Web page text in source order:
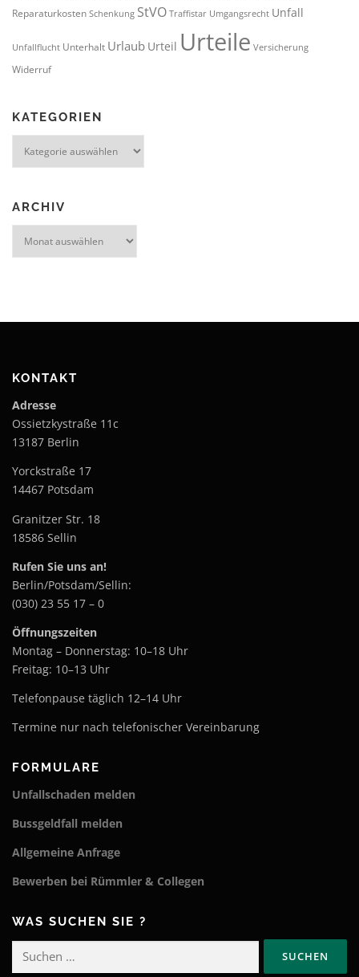
Reparaturkosten Schenkung StVO Traffistar Umgangsrecht Unfall
Unfallflucht Unterhalt Urlaub Urteil Urteile Versicherung
Widerruf
KATEGORIEN
ARCHIV
KONTAKT
Adresse
Ossietzkystraße 11c
13187 Berlin
Yorckstraße 17
14467 Potsdam
Granitzer Str. 18
18586 Sellin
Rufen Sie uns an!
Berlin/Potsdam/Sellin:
(030) 23 55 17 – 0
Öffnungszeiten
Montag – Donnerstag: 10–18 Uhr
Freitag: 10–13 Uhr
Telefonpause täglich 12–14 Uhr
Termine nur nach telefonischer Vereinbarung
FORMULARE
Unfallschaden melden
Bussgeldfall melden
Allgemeine Anfrage
Bewerben bei Rümmler & Collegen
WAS SUCHEN SIE ?
Suchen